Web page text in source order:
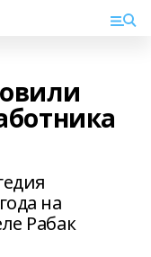
на
Рабак